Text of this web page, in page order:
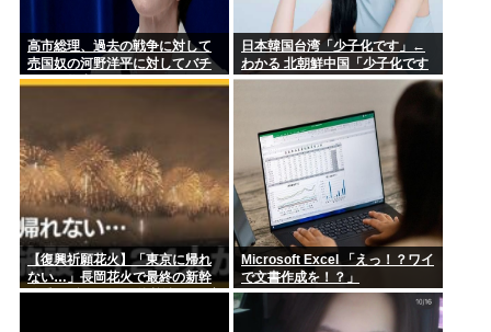
高市総理、過去の戦争に対して
売国奴の河野洋平に対してバチ
ーンと物申してしまう
日本韓国台湾「少子化です」←
わかる 北朝鮮中国「少子化です
【復興祈願花火】「東京に帰れ
ない…」長岡花火で最終の新幹
線乗れず124人が付近施設で一夜
Microsoft Excel 「えっ！？ワイ
で文書作成を！？」